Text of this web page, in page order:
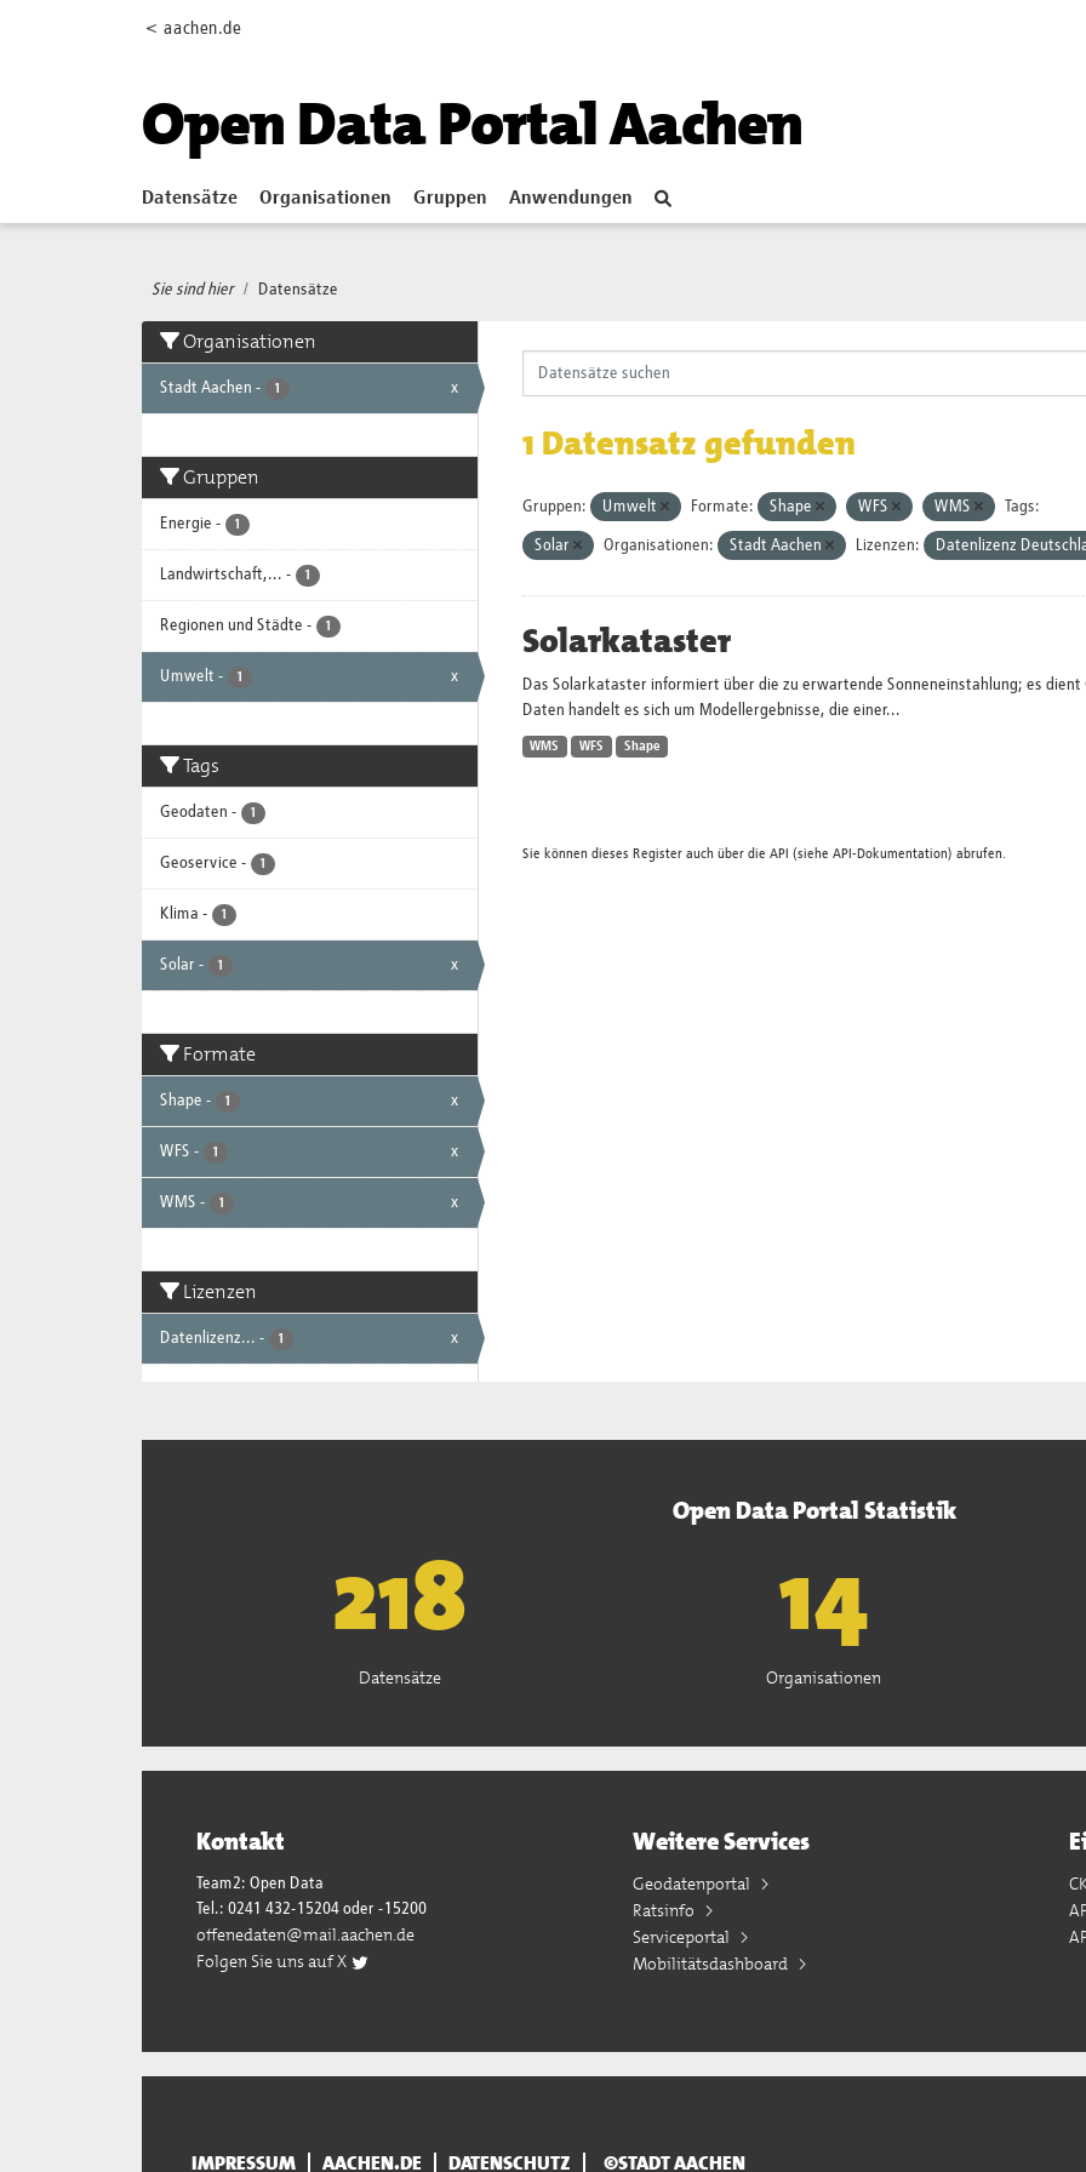
< aachen.de
Open Data Portal Aachen
Datensätze Organisationen Gruppen Anwendungen
Sie sind hier Datensätze
Organisationen
Stadt Aachen - 1 x
Gruppen
Energie - 1
Landwirtschaft,... - 1
Regionen und Städte - 1
Umwelt - 1 x
Tags
Geodaten - 1
Geoservice - 1
Klima - 1
Solar - 1 x
Formate
Shape - 1 x
WFS - 1 x
WMS - 1 x
Lizenzen
Datenlizenz... - 1 x
1 Datensatz gefunden
Gruppen: Umwelt Formate: Shape WFS WMS Tags:
Solar Organisationen: Stadt Aachen Lizenzen: Datenlizenz
Solarkataster
Das Solarkataster informiert über die zu erwartende Sonneneinstahlung; es
Daten handelt es sich um Modellergebnisse, die einer...
WMS WFS Shape
Sie können dieses Register auch über die API (siehe API-Dokumentation) abrufen.
Open Data Portal Statistik
221
Datensätze
15
Organisationen
Kontakt
Team2: Open Data
Tel.: 0241 432-15204 oder -15200
offenedaten@mail.aachen.de
Folgen Sie uns auf X
Weitere Services
Geodatenportal
Ratsinfo
Serviceportal
Mobilitätsdashboard
IMPRESSUM AACHEN.DE DATENSCHUTZ ©STADT AACHEN